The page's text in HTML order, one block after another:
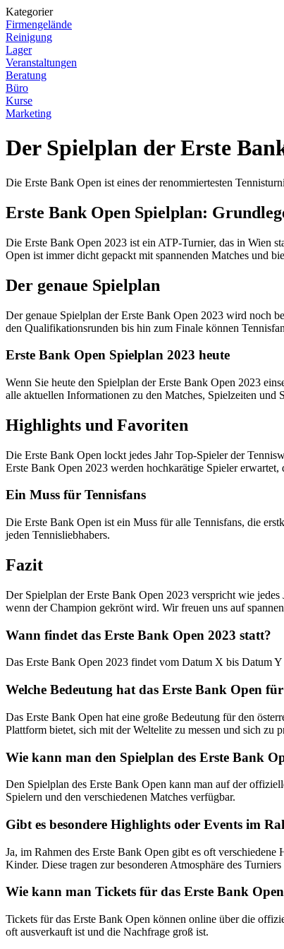
Kategorier
Firmengelände
Reinigung
Lager
Veranstaltungen
Beratung
Büro
Kurse
Marketing
Der Spielplan der Erste
Die Erste Bank Open ist eines der renommiertesten
Erste Bank Open Spielplan:
Die Erste Bank Open 2023 ist ein ATP-Turnier, das in Wien
Open ist immer dicht gepackt mit spannenden Matches und
Der genaue Spielplan
Der genaue Spielplan der Erste Bank Open 2023 wird noch
den Qualifikationsrunden bis hin zum Finale können
Erste Bank Open Spielplan 2023 heute
Wenn Sie heute den Spielplan der Erste Bank Open 2023
alle aktuellen Informationen zu den Matches, Spielzeiten und
Highlights und Favoriten
Die Erste Bank Open lockt jedes Jahr Top-Spieler der
Erste Bank Open 2023 werden hochkarätige Spieler
Ein Muss für Tennisfans
Die Erste Bank Open ist ein Muss für alle Tennisfans, die
jeden Tennisliebhabers.
Fazit
Der Spielplan der Erste Bank Open 2023 verspricht wie
wenn der Champion gekrönt wird. Wir freuen uns auf
Wann findet das Erste Bank Open 2023 statt?
Das Erste Bank Open 2023 findet vom Datum X bis Datum Y
Welche Bedeutung hat das Erste Bank Open
Das Erste Bank Open hat eine große Bedeutung für den
Plattform bietet, sich mit der Weltelite zu messen und sich zu
Wie kann man den Spielplan des Erste Bank
Den Spielplan des Erste Bank Open kann man auf der
Spielern und den verschiedenen Matches verfügbar.
Gibt es besondere Highlights oder Events im
Ja, im Rahmen des Erste Bank Open gibt es oft
Kinder. Diese tragen zur besonderen Atmosphäre des Turniers
Wie kann man Tickets für das Erste Bank
Tickets für das Erste Bank Open können online über die
oft ausverkauft ist und die Nachfrage groß ist.